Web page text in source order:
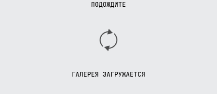
ПОДОЖДИТЕ
ГАЛЕРЕЯ ЗАГРУЖАЕТСЯ